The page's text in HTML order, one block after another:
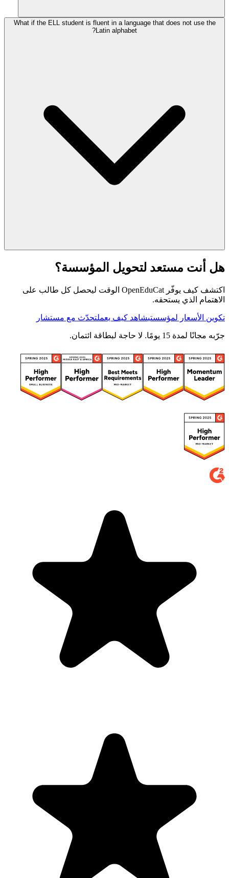
What if the ELL student is fluent in a language that does not use the
Latin alphabet?
هل أنت مستعد لتحويل المؤسسة؟
اكتشف كيف يوفّر OpenEduCat الوقت ليحصل كل طالب على
الاهتمام الذي يستحقه.
تكوين الأسعار لمؤسستيشاهد كيف يعملتحدّث مع مستشار
جرّبه مجانًا لمدة 15 يومًا. لا حاجة لبطاقة ائتمان.